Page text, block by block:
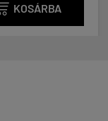
